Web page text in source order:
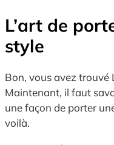
L’art de
style
Bon, vous avez trouvé
Maintenant, il faut
une façon de porter
voilà.